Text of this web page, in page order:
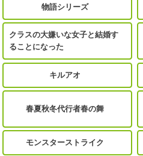
物語シリーズ
クラスの大嫌いな女子と結婚す
ることになった
キルアオ
春夏秋冬代行者春の舞
モンスターストライク